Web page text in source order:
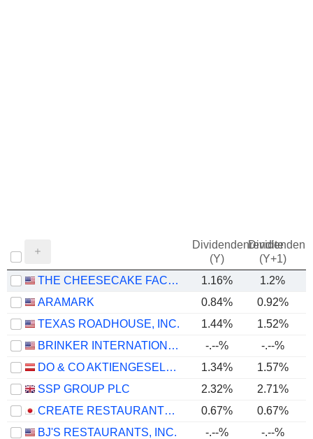
Dividendenrendite
(Y)
(Y+1)
THE CHEESECAKE FACTORY INCORPORATED 1.16% 1.2%
ARAMARK
0.84% 0.92%
TEXAS ROADHOUSE, INC.
1.44% 1.52%
BRINKER INTERNATIONAL, INC.
-.--%
-.--%
DO & CO AKTIENGESELLSCHAFT
1.34% 1.57%
SSP GROUP PLC
2.32% 2.71%
CREATE RESTAURANTS HOLDINGS INC.
0.67% 0.67%
BJ'S RESTAURANTS, INC.
-.--% -.--%